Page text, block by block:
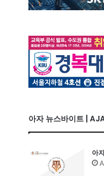
아자 뉴스바이트 |
아